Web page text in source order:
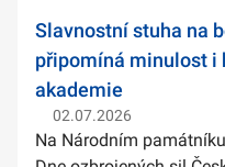
Slavnostní stuha na
připomíná minulost i
akademie
02.07.2026
Na Národním